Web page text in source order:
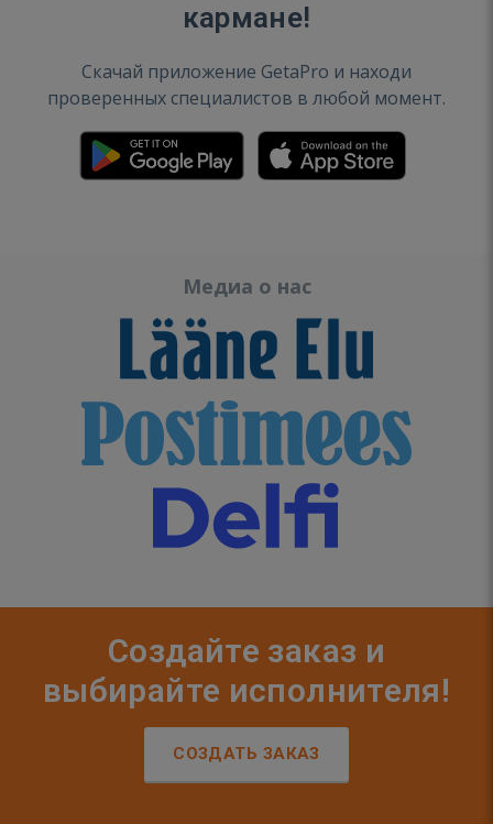
кармане!
Скачай приложение GetaPro и находи
проверенных специалистов в любой момент.
Медиа о нас
Создайте заказ и
выбирайте исполнителя!
СОЗДАТЬ ЗАКАЗ